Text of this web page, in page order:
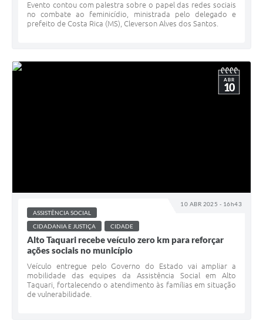
Evento contou com palestra sobre o papel das redes sociais
no combate ao feminicídio, ministrada pelo delegado e
prefeito de Costa Rica (MS), Cleverson Alves dos Santos.
10 ABR 2025 - 16h43
ABR
10
ASSISTÊNCIA SOCIAL
CIDADANIA E JUSTIÇA
CIDADE
Alto Taquari recebe veículo zero km para reforçar
ações sociais no município
Veículo entregue pelo Governo do Estado vai ampliar a
mobilidade das equipes da Assistência Social em Alto
Taquari, fortalecendo o atendimento às famílias em situação
de vulnerabilidade.